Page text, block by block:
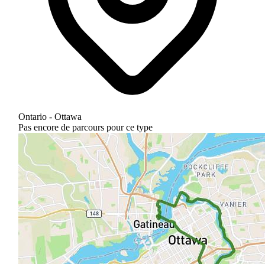
Ontario - Ottawa
Pas encore de parcours pour ce type